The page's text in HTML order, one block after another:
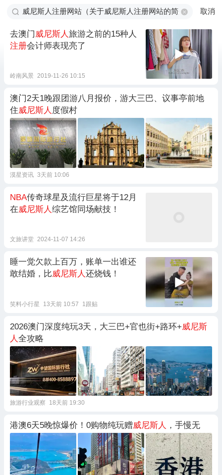
取消
去澳门威尼斯人旅游之前的15种人
注册会计师表现亮了
岭南风景 2019-11-26 10:15
澳门2天1晚跟团游八月报价，游大三巴、议事亭前地
住威尼斯人 度假村
漠星资讯 3天前 10:06
NBA传奇球星及流行巨星将于12月
在威尼斯人 综艺馆同场献技！
文旅讲堂 2024-11-07 14:26
睡一觉欠款上百万，账单一出谁还
敢结婚，比威尼斯人还烧钱！
笑料小行星 13天前 10:57 1跟贴
2026澳门深度纯玩3天，大三巴+官也街+路环+威尼斯
人 全攻略
旅游行业观察 18天前 19:30
港澳6天5晚惊爆价！0购物纯玩赠威尼斯人 ，手慢无